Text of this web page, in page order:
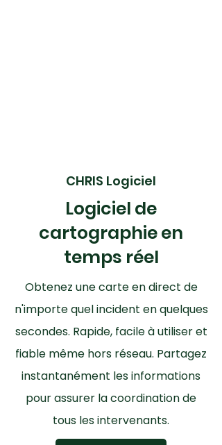
CHRIS Logiciel
Logiciel de
cartographie en
temps réel
Obtenez une carte en direct de
n'importe quel incident en quelques
secondes. Rapide, facile à utiliser et
fiable même hors réseau. Partagez
instantanément les informations
pour assurer la coordination de
tous les intervenants.